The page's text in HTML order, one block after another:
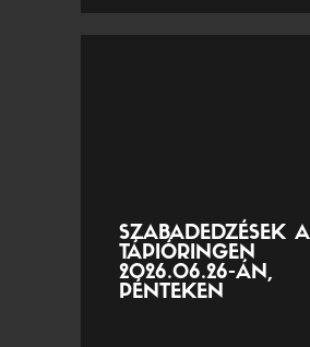
SZABADEDZÉSEK A
TÁPIÓRINGEN
2026.06.26-ÁN,
PÉNTEKEN